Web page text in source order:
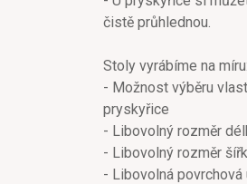
čistě průhlednou.
Stoly vyrábíme na míru:
- Možnost výběru
pryskyřice
- Libovolný rozměr
- Libovolný rozměr
- Libovolná povrchová